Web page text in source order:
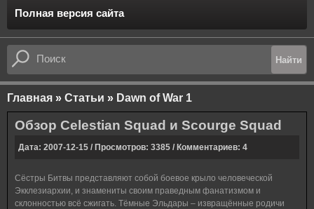
Полная версия сайта
Главная » Статьи » Dawn of War 1
Обзор Celestian Squad и Scourge Squad
Дата: 2007-12-15 / Просмотров: 3385 / Комментариев: 4
Сёстры Битвы представляют собой боевое крыло человеческой
Экклезиархии, и знамениты своим праведным фанатизмом и
склонностью всё сжигать. Тёмные Эльдары – извращённые родичи